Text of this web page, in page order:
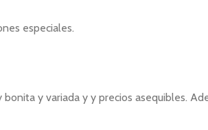
especiales.
y variada y y precios asequibles.